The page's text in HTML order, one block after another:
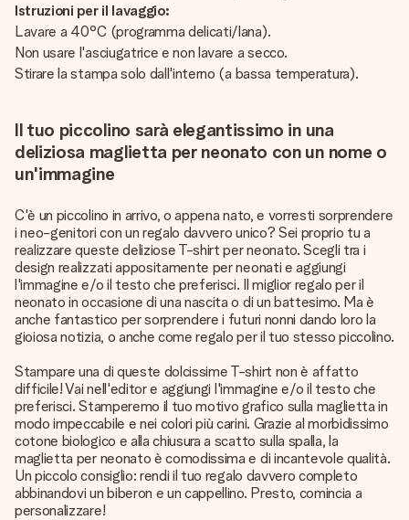
Istruzioni per il lavaggio:
Lavare a 40°C (programma delicati/lana).
Non usare l'asciugatrice e non lavare a secco.
Stirare la stampa solo dall'interno (a bassa temperatura).
Il tuo piccolino sarà elegantissimo in una
deliziosa maglietta per neonato con un nome o
un'immagine
C'è un piccolino in arrivo, o appena nato, e vorresti sorprendere
i neo-genitori con un regalo davvero unico? Sei proprio tu a
realizzare queste deliziose T-shirt per neonato. Scegli tra i
design realizzati appositamente per neonati e aggiungi
l'immagine e/o il testo che preferisci. Il miglior regalo per il
neonato in occasione di una nascita o di un battesimo. Ma è
anche fantastico per sorprendere i futuri nonni dando loro la
gioiosa notizia, o anche come regalo per il tuo stesso piccolino.
Stampare una di queste dolcissime T-shirt non è affatto
difficile! Vai nell'editor e aggiungi l'immagine e/o il testo che
preferisci. Stamperemo il tuo motivo grafico sulla maglietta in
modo impeccabile e nei colori più carini. Grazie al morbidissimo
cotone biologico e alla chiusura a scatto sulla spalla, la
maglietta per neonato è comodissima e di incantevole qualità.
Un piccolo consiglio: rendi il tuo regalo davvero completo
abbinandovi un biberon e un cappellino. Presto, comincia a
personalizzare!